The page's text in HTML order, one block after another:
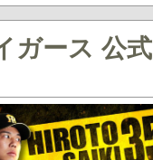
ガース 公式